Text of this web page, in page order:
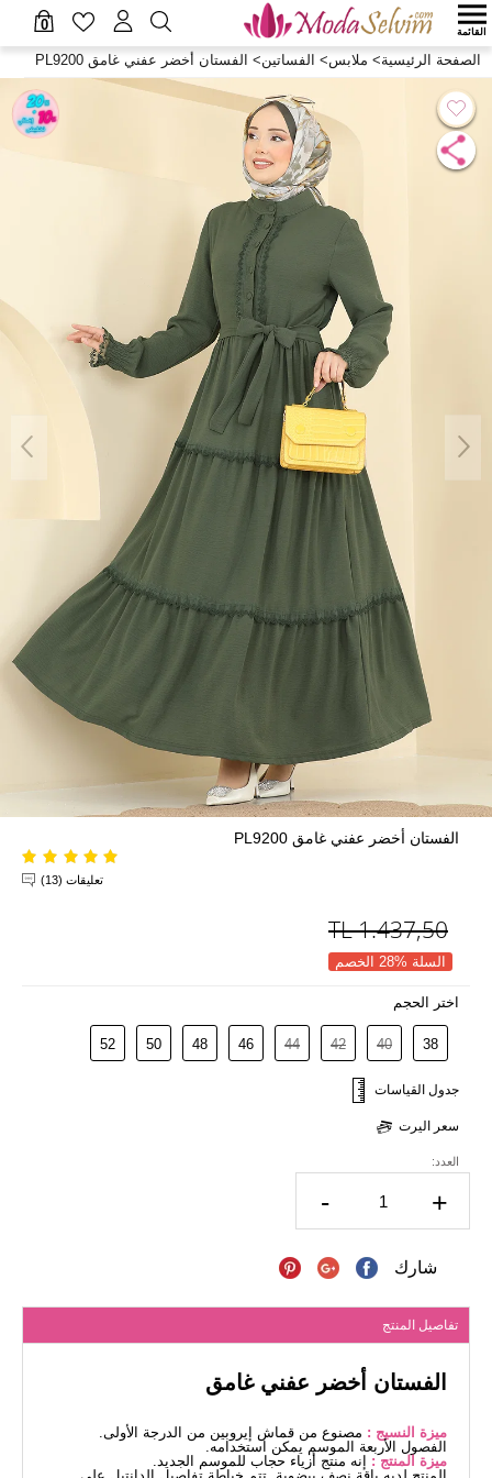
0 القائمة
الصفحة الرئيسية> ملابس> الفساتين> الفستان أخضر عفني غامق PL9200
الفستان أخضر عفني غامق PL9200
تعليقات (13)
1.437,50
TL
السلة %28 الخصم
اختر الحجم
38
40
42
44
46
48
50
52
جدول القياسات
سعر اليرت
العدد:
- +
شارك
تفاصيل المنتج
الفستان أخضر عفني غامق
ميزة النسيج : مصنوع من قماش إيروبين من الدرجة الأولى.
الفصول الأربعة الموسم يمكن استخدامه.
ميزة المنتج : إنه منتج أزياء حجاب للموسم الجديد.